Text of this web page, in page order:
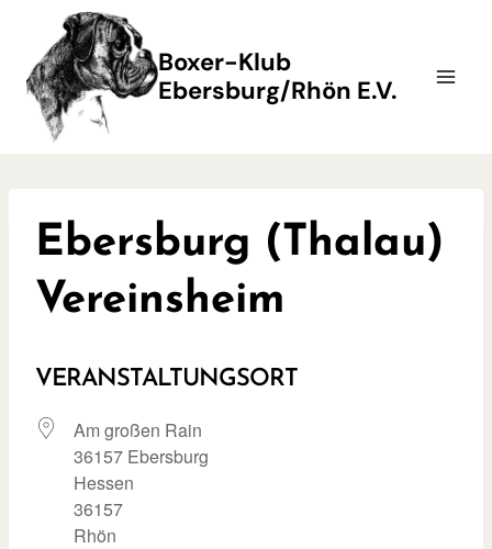
springen
Boxer-Klub
Ebersburg/Rhön E.V.
Ebersburg (Thalau)
Vereinsheim
VERANSTALTUNGSORT
Am großen Rain
36157 Ebersburg
Hessen
36157
Rhön